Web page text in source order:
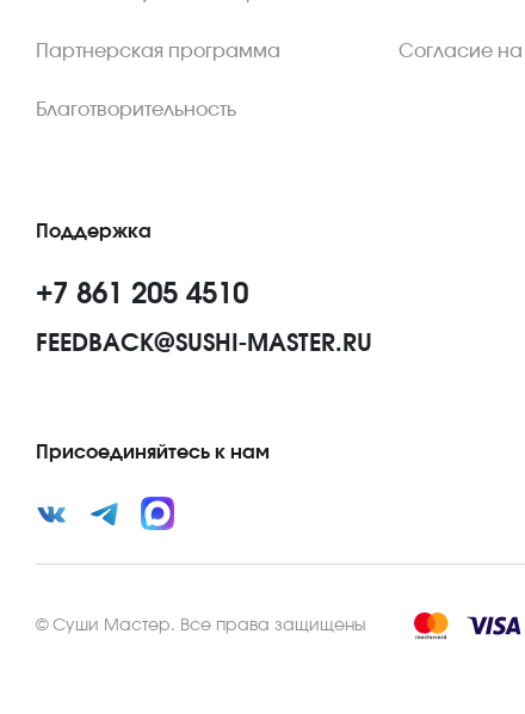
Партнерская программа
Благотворительность
Согласие на
Поддержка
+7 861 205 4510
FEEDBACK@SUSHI-MASTER.RU
Присоединяйтесь к нам
© Суши Мастер. Все права защищены